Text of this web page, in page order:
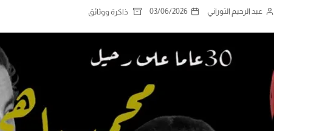
عبد الرحيم التوراني 03/06/2026 ذاكرة ووثائق